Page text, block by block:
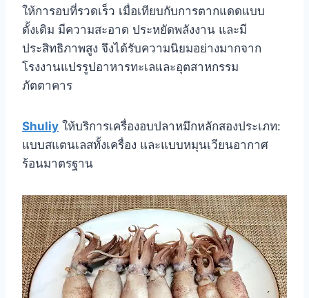
ให้การอบที่รวดเร็ว เมื่อเทียบกับการตากแดดแบบ
ดั้งเดิม มีความสะอาด ประหยัดพลังงาน และมี
ประสิทธิภาพสูง จึงได้รับความนิยมอย่างมากจาก
โรงงานแปรรูปอาหารทะเลและอุตสาหกรรม
ภัตตาคาร
Shuliy ให้บริการเครื่องอบปลาหมึกหลักสองประเภท:
แบบสแตนเลสทั้งเครื่อง และแบบหมุนเวียนอากาศ
ร้อนมาตรฐาน